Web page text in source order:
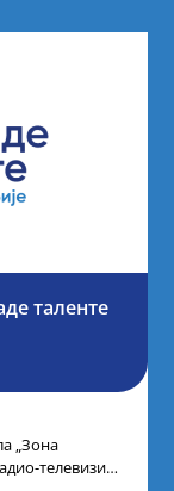
таленте
„Зона
телевизије